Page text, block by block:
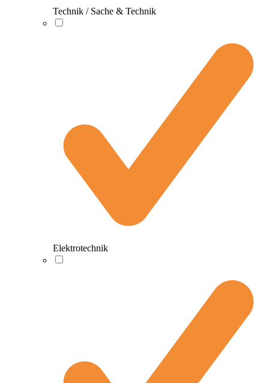
Technik / Sache & Technik
Elektrotechnik